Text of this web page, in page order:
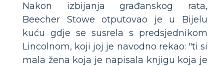
Nakon izbijanja građanskog rata,
Beecher Stowe otputovao je u Bijelu
kuću gdje se susrela s predsjednikom
Lincolnom, koji joj je navodno rekao: "ti si
mala žena koja je napisala knjigu koja je